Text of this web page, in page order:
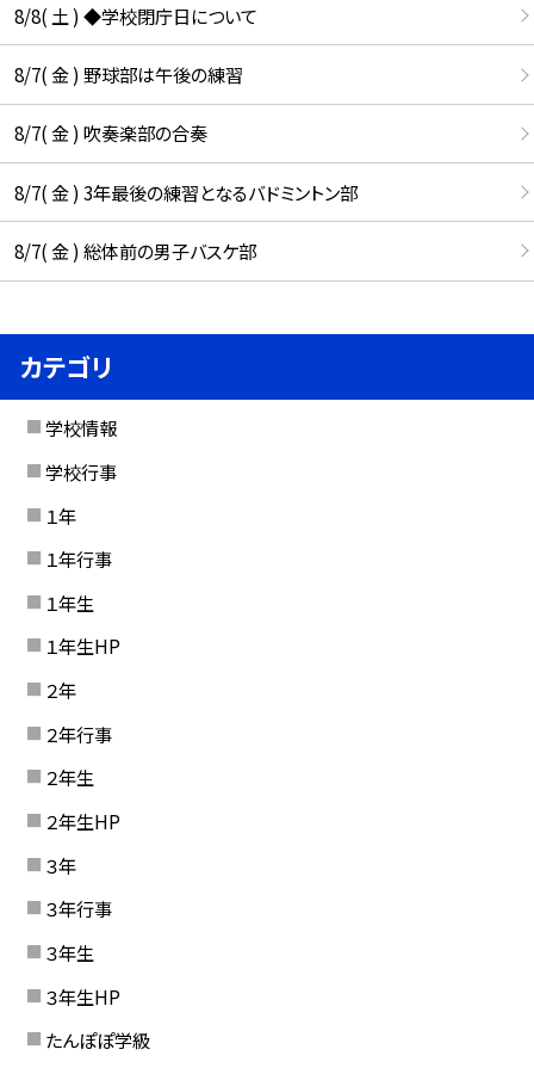
8/8( 土 ) ◆学校閉庁日について
8/7( 金 ) 野球部は午後の練習
8/7( 金 ) 吹奏楽部の合奏
8/7( 金 ) 3年最後の練習となるバドミントン部
8/7( 金 ) 総体前の男子バスケ部
カテゴリ
学校情報
学校行事
１年
１年行事
１年生
１年生HP
２年
２年行事
２年生
２年生HP
３年
３年行事
３年生
３年生HP
たんぽぽ学級